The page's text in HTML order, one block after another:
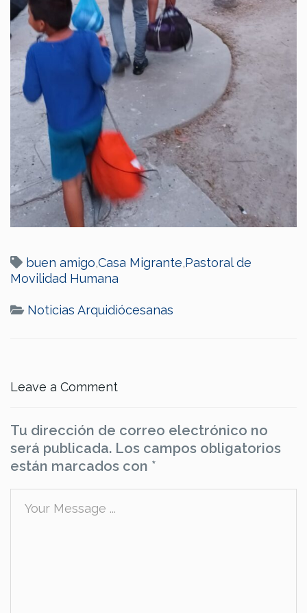
buen amigo,Casa Migrante,Pastoral de
Movilidad Humana
Noticias Arquidiócesanas
Leave a Comment
Tu dirección de correo electrónico no
será publicada. Los campos obligatorios
están marcados con *